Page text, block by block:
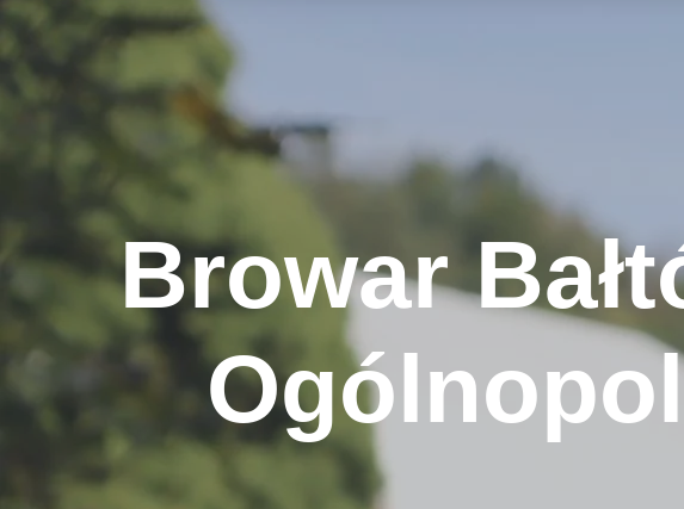
Browar